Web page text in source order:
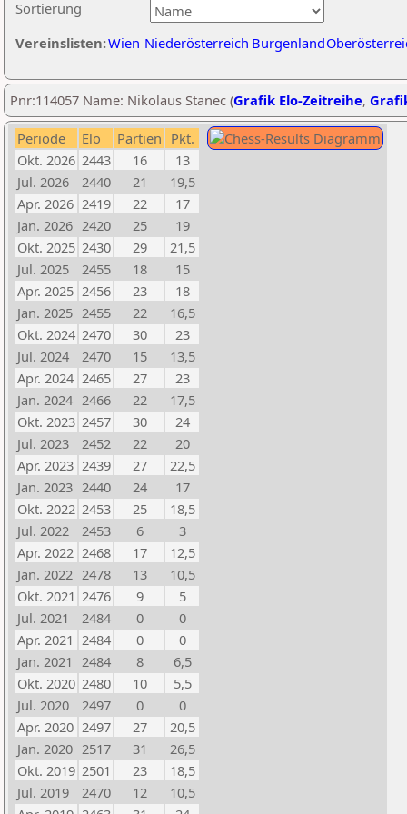
Sortierung
Vereinslisten:Wien Niederösterreich Burgenland
Pnr:114057 Name: Nikolaus Stanec (Grafik Elo-Zeitreihe,
Periode Elo Partien Pkt.
Okt. 2026 2443 16
13
Jul. 2026
2440 21
19,5
Apr. 2026 2419 22
17
Jan. 2026 2420 25
19
Okt. 2025 2430 29
21,5
Jul. 2025
2455 18
15
Apr. 2025 2456 23
18
Jan. 2025 2455 22
16,5
Okt. 2024 2470 30
23
Jul. 2024
2470 15
13,5
Apr. 2024 2465 27
23
Jan. 2024 2466 22
17,5
Okt. 2023 2457 30
24
Jul. 2023
2452 22
20
Apr. 2023 2439 27
22,5
Jan. 2023 2440 24
17
Okt. 2022 2453 25
18,5
Jul. 2022
2453 6
3
Apr. 2022 2468 17
12,5
Jan. 2022 2478 13
10,5
Okt. 2021 2476 9
5
Jul. 2021
2484 0
0
Apr. 2021 2484 0
0
Jan. 2021 2484 8
6,5
Okt. 2020 2480 10
5,5
Jul. 2020
2497 0
0
Apr. 2020 2497 27
20,5
Jan. 2020 2517 31
26,5
Okt. 2019 2501 23
18,5
Jul. 2019
2470 12
10,5